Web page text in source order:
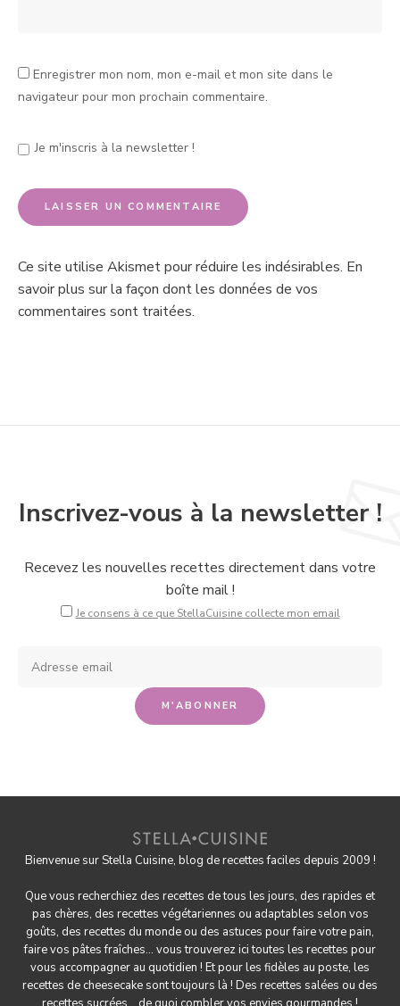
Enregistrer mon nom, mon e-mail et mon site dans le
navigateur pour mon prochain commentaire.
Je m'inscris à la newsletter !
Ce site utilise Akismet pour réduire les indésirables. En
savoir plus sur la façon dont les données de vos
commentaires sont traitées.
Inscrivez-vous à la newsletter !
Recevez les nouvelles recettes directement dans votre
boîte mail !
Je consens à ce que StellaCuisine collecte mon email
Bienvenue sur Stella Cuisine, blog de recettes faciles depuis 2009 !
Que vous recherchiez des recettes de tous les jours, des rapides et
pas chères, des recettes végétariennes ou adaptables selon vos
goûts, des recettes du monde ou des astuces pourfaire votre pain,
fairevos pâtes fraîches... vous trouverez ici toutes les recettes pour
vous accompagner au quotidien ! Et pour les fidèles au poste, les
recettes de cheesecake sont toujours là ! Des recettes salées ou des